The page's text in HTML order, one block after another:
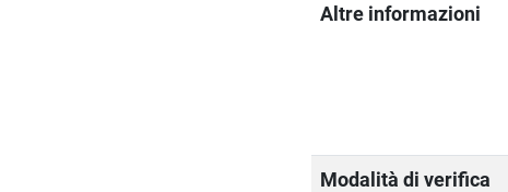
Altre informazioni
Modalità di verifica